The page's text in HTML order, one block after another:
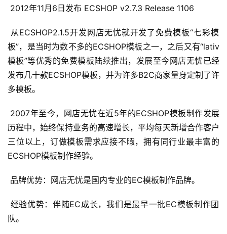
2012年11月6日发布 ECSHOP v2.7.3 Release 1106
板”，是当时为数不多的ECSHOP模板之一，之后又有“lativ
模板”等优秀的免费模板陆续推出，发展至今网店无忧已经
发布几十款ECSHOP模板，并为许多B2C商家量身定制了许
多模板。
历程中，始终保持业务的高速增长，平均每天新增合作客户
三位以上，订做模板需求应接不暇，拥有同行业最丰富的
ECSHOP模板制作经验。
品牌优势：网店无忧是国内专业的EC模板制作品牌。
队。